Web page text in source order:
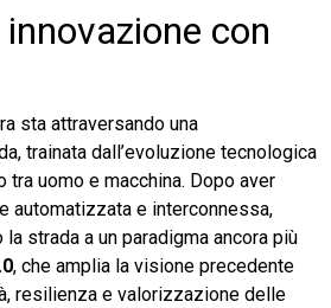
con
sta attraversando una
trainata dall’evoluzione tecnologica
tra uomo e macchina. Dopo aver
automatizzata e interconnessa,
la strada a un paradigma ancora più
, che amplia la visione precedente
resilienza e valorizzazione delle